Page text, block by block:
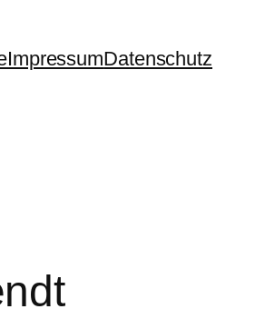
ImpressumDatenschutz